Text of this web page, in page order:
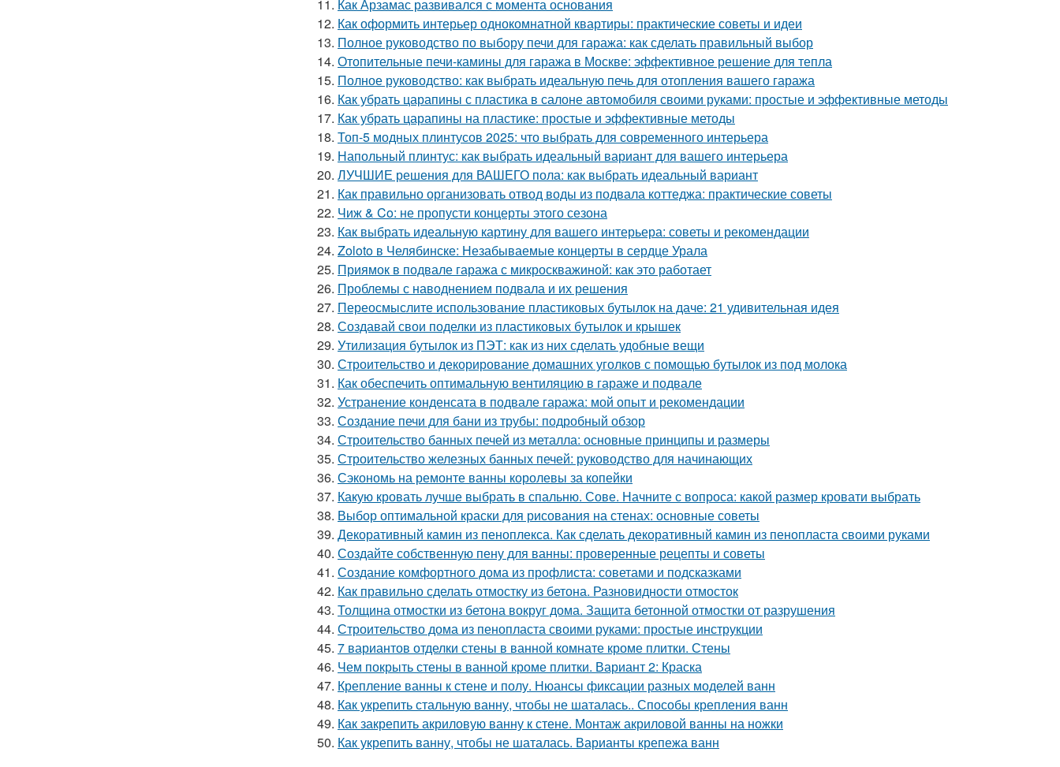
11. Как Арзамас развивался с момента основания
12. Как оформить интерьер однокомнатной квартиры: практические советы и идеи
13. Полное руководство по выбору печи для гаража: как сделать правильный выбор
14. Отопительные печи-камины для гаража в Москве: эффективное решение для тепла
15. Полное руководство: как выбрать идеальную печь для отопления вашего гаража
16. Как убрать царапины с пластика в салоне автомобиля своими руками: простые и эффективные методы
17. Как убрать царапины на пластике: простые и эффективные методы
18. Топ-5 модных плинтусов 2025: что выбрать для современного интерьера
19. Напольный плинтус: как выбрать идеальный вариант для вашего интерьера
20. ЛУЧШИЕ решения для ВАШЕГО пола: как выбрать идеальный вариант
21. Как правильно организовать отвод воды из подвала коттеджа: практические советы
22. Чиж & Co: не пропусти концерты этого сезона
23. Как выбрать идеальную картину для вашего интерьера: советы и рекомендации
24. Zoloto в Челябинске: Незабываемые концерты в сердце Урала
25. Приямок в подвале гаража с микроскважиной: как это работает
26. Проблемы с наводнением подвала и их решения
27. Переосмыслите использование пластиковых бутылок на даче: 21 удивительная идея
28. Создавай свои поделки из пластиковых бутылок и крышек
29. Утилизация бутылок из ПЭТ: как из них сделать удобные вещи
30. Строительство и декорирование домашних уголков с помощью бутылок из под молока
31. Как обеспечить оптимальную вентиляцию в гараже и подвале
32. Устранение конденсата в подвале гаража: мой опыт и рекомендации
33. Создание печи для бани из трубы: подробный обзор
34. Строительство банных печей из металла: основные принципы и размеры
35. Строительство железных банных печей: руководство для начинающих
36. Сэкономь на ремонте ванны королевы за копейки
37. Какую кровать лучше выбрать в спальню. Сове. Начните с вопроса: какой размер кровати выбрать
38. Выбор оптимальной краски для рисования на стенах: основные советы
39. Декоративный камин из пеноплекса. Как сделать декоративный камин из пенопласта своими руками
40. Создайте собственную пену для ванны: проверенные рецепты и советы
41. Создание комфортного дома из профлиста: советами и подсказками
42. Как правильно сделать отмостку из бетона. Разновидности отмосток
43. Толщина отмостки из бетона вокруг дома. Защита бетонной отмостки от разрушения
44. Строительство дома из пенопласта своими руками: простые инструкции
45. 7 вариантов отделки стены в ванной комнате кроме плитки. Стены
46. Чем покрыть стены в ванной кроме плитки. Вариант 2: Краска
47. Крепление ванны к стене и полу. Нюансы фиксации разных моделей ванн
48. Как укрепить стальную ванну, чтобы не шаталась.. Способы крепления ванн
49. Как закрепить акриловую ванну к стене. Монтаж акриловой ванны на ножки
50. Как укрепить ванну, чтобы не шаталась. Варианты крепежа ванн